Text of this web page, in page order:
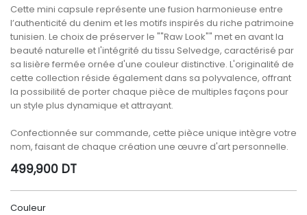
Cette mini capsule représente une fusion harmonieuse entre
l’authenticité du denim et les motifs inspirés du riche patrimoine
tunisien. Le choix de préserver le ""Raw Look"" met en avant la
beauté naturelle et l'intégrité du tissu Selvedge, caractérisé par
sa lisière fermée ornée d'une couleur distinctive. L'originalité de
cette collection réside également dans sa polyvalence, offrant
la possibilité de porter chaque pièce de multiples façons pour
un style plus dynamique et attrayant.
Confectionnée sur commande, cette pièce unique intègre votre
nom, faisant de chaque création une œuvre d'art personnelle.
499,900 DT
Couleur